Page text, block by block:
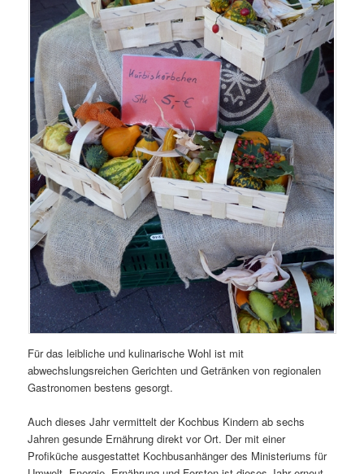
Für das leibliche und kulinarische Wohl ist mit
abwechslungsreichen Gerichten und Getränken von regionalen
Gastronomen bestens gesorgt.
Auch dieses Jahr vermittelt der Kochbus Kindern ab sechs
Jahren gesunde Ernährung direkt vor Ort. Der mit einer
Profiküche ausgestattet Kochbusanhänger des Ministeriums für